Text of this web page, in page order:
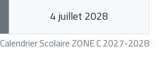
Calendrier Scolaire ZONE C 2027-2028
4 juillet 2028